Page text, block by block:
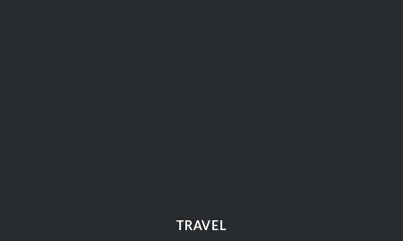
TRAVEL